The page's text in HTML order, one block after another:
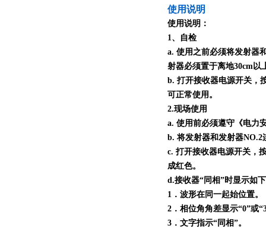
使用说明
使用说明：
1、自检
a. 使用之前必须将发射器
射器必须置于离地30cm以
b. 打开接收器电源开关，
可正常使用。
2.现场使用
a. 使用前必须遵守《电力
b. 将发射器和发射器
c. 打开接收器电源开关，
成红色。
d.接收器“同相”时显示如
1．波形在同一起始位置。
2．相位角角差显示“0”或
3．文字指示“同相”。